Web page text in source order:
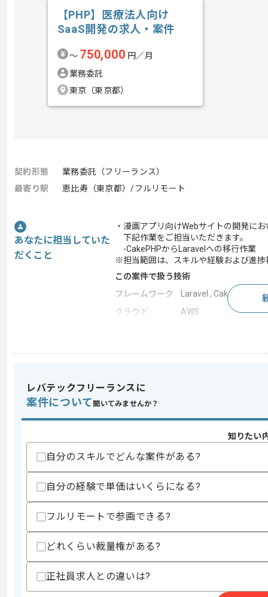
【PHP】医療法人向け
SaaS開発の求人・案件
〜 750,000 円／月
業務委託
東京（東京都）
契約形態
業務委託（フリーランス）
最寄り駅
恵比寿（東京都）/フルリモート
あなたに担当していた
だくこと
・漫画アプリ向けWebサイトの開発にお
下記作業をご担当いただきます。
-CakePHPからLaravelへの移行作業
※担当範囲は、スキルや経験および進
この案件で扱う技術
フレームワーク
Laravel , CakePHP
クラウド
AWS
特徴
スキル
・CakePHPを用いた開発経験
歓迎スキル
・GitHub使用経験
・Docker環境の経験
上記に似た経験やスキルをお持ちであれば申
レバテックフリーランスに
案件について 聞いてみませんか？
知りたい
自分のスキルでどんな案件がある?
自分の経験で単価はいくらになる?
フルリモートで参画できる?
どれくらい裁量権がある?
正社員求人との違いは?